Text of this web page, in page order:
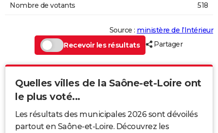
Nombre de votants 518
Source : ministère de l’Intérieur
Recevoir les résultats
Partager
Quelles villes de la Saône-et-Loire ont
le plus voté...
Les résultats des municipales 2026 sont dévoilés
partout en Saône-et-Loire. Découvrez les